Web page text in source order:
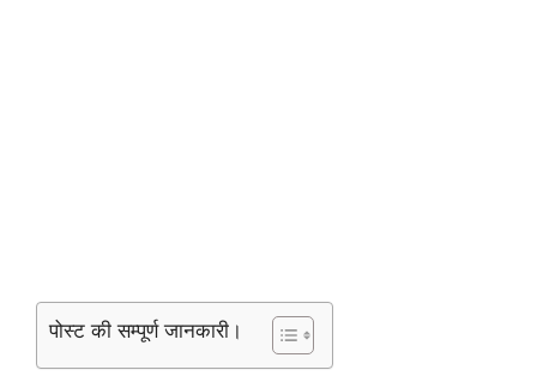
पोस्ट की सम्पूर्ण जानकारी।